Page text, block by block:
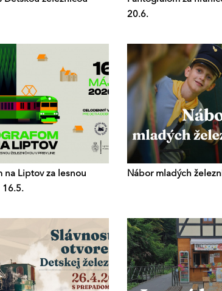
20.6.
na Liptov za lesnou
16.5.
Nábor mladých